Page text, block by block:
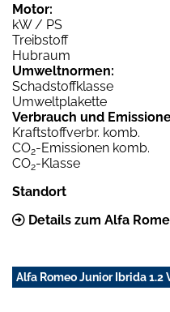
Motor:
kW / PS
Treibstoff
Hubraum
Umweltnormen:
Schadstoffklasse
Umweltplakette
Verbrauch und
Kraftstoffverbr. komb.
CO2-Emissionen komb.
CO2-Klasse
Standort
Details zum Alfa
Alfa Romeo Junior Ibrida 1.2